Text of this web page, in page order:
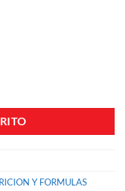
Y FORMULAS